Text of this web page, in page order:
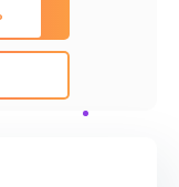
а
на